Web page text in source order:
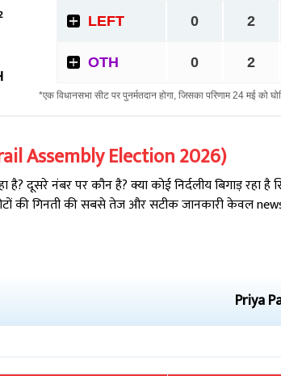
Assembly Election2026)
दूसरे नंबर पर कौन है? क्या कोई निर्दलीय बिगाड़ रहा है
की गिनती की सबसे तेज और सटीक जानकारी केवल
Priya